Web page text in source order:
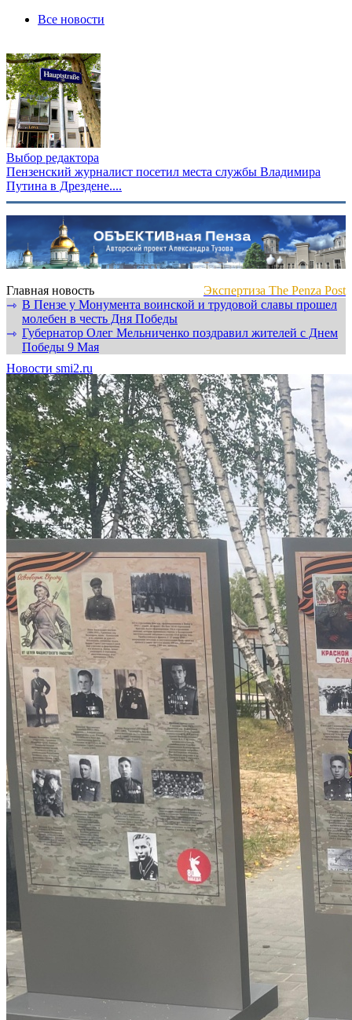
Все новости
Выбор редактора
Пензенский журналист посетил места службы Владимира
Путина в Дрездене....
Главная новость
Экспертиза The Penza Post
⇾ В Пензе у Монумента воинской и трудовой славы прошел
молебен в честь Дня Победы
⇾ Губернатор Олег Мельниченко поздравил жителей с Днем
Победы 9 Мая
Новости smi2.ru